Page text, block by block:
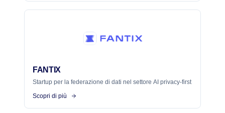
FANTIX
Startup per la federazione di dati nel settore AI privacy-first
Scopri di più